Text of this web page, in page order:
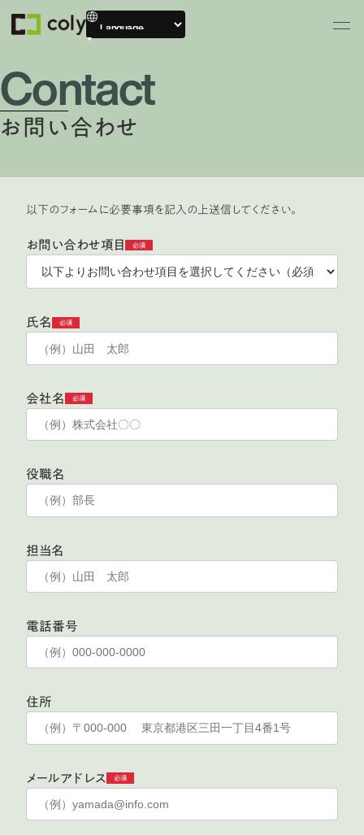
Contact
お問い合わせ
以下のフォームに必要事項を記入の上送信してください。
お問い合わせ項目 必須
氏名 必須
会社名 必須
役職名
担当名
電話番号
住所
メールアドレス 必須